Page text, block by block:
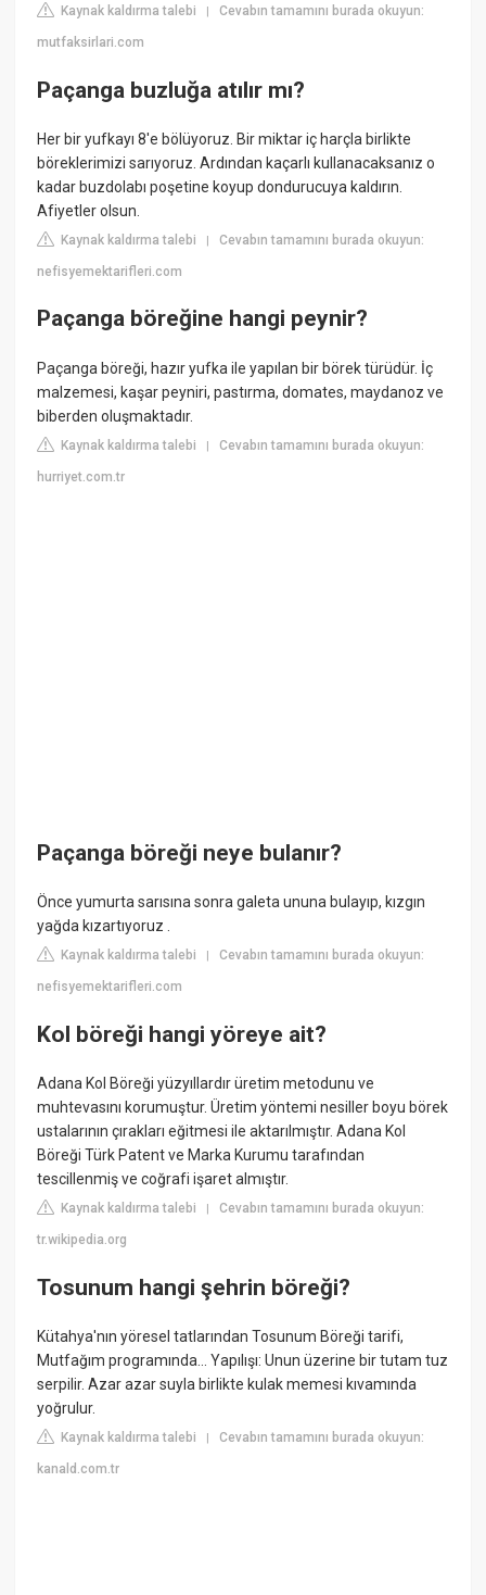
Kaynak kaldırma talebi |Cevabın tamamını burada okuyun:
mutfaksirlari.com
Paçanga buzluğa atılır mı?
Her bir yufkayı 8'e bölüyoruz. Bir miktar iç harçla birlikte
böreklerimizi sarıyoruz. Ardından kaçarlı kullanacaksanız o
kadar buzdolabı poşetine koyup dondurucuya kaldırın.
Afiyetler olsun.
Kaynak kaldırma talebi |Cevabın tamamını burada okuyun:
nefisyemektarifleri.com
Paçanga böreğine hangi peynir?
Paçanga böreği, hazır yufka ile yapılan bir börek türüdür. İç
malzemesi, kaşar peyniri, pastırma, domates, maydanoz ve
biberden oluşmaktadır.
Kaynak kaldırma talebi |Cevabın tamamını burada okuyun:
hurriyet.com.tr
Paçanga böreği neye bulanır?
Önce yumurta sarısına sonra galeta ununa bulayıp, kızgın
yağda kızartıyoruz .
Kaynak kaldırma talebi |Cevabın tamamını burada okuyun:
nefisyemektarifleri.com
Kol böreği hangi yöreye ait?
Adana Kol Böreği yüzyıllardır üretim metodunu ve
muhtevasını korumuştur. Üretim yöntemi nesiller boyu börek
ustalarının çırakları eğitmesi ile aktarılmıştır. Adana Kol
Böreği Türk Patent ve Marka Kurumu tarafından
tescillenmiş ve coğrafi işaret almıştır.
Kaynak kaldırma talebi |Cevabın tamamını burada okuyun:
tr.wikipedia.org
Tosunum hangi şehrin böreği?
Kütahya'nın yöresel tatlarından Tosunum Böreği tarifi,
Mutfağım programında... Yapılışı: Unun üzerine bir tutam tuz
serpilir. Azar azar suyla birlikte kulak memesi kıvamında
yoğrulur.
Kaynak kaldırma talebi |Cevabın tamamını burada okuyun:
kanald.com.tr